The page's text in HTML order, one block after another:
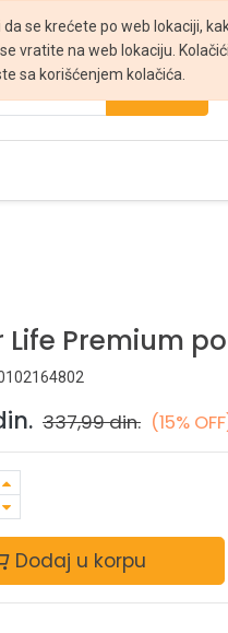
se krećete po web lokaciji,
vratite na web lokaciju.
sa korišćenjem kolačića.
Premium
337,99din. (15%
Dodaj u korpu